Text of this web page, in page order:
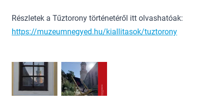
Részletek a Tűztorony történetéről itt olvashatóak:
https://muzeumnegyed.hu/kiallitasok/tuztorony